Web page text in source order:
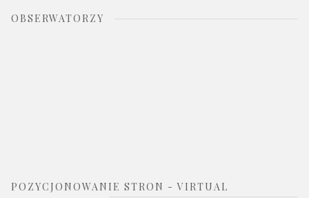
OBSERWATORZY
POZYCJONOWANIE STRON - VIRTUAL